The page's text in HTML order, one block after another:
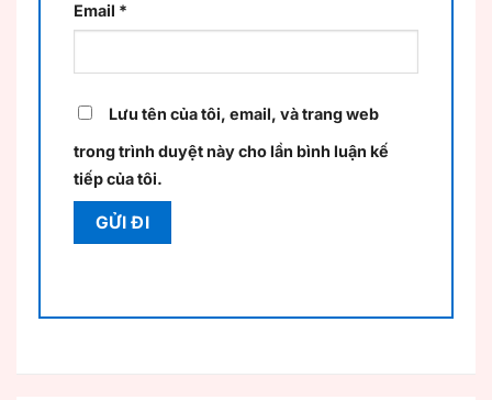
Email *
Lưu tên của tôi, email, và trang web
trong trình duyệt này cho lần bình luận kế
tiếp của tôi.